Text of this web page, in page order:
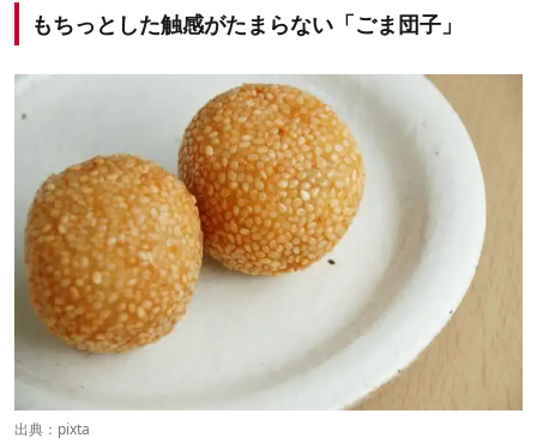
もちっとした触感がたまらない「ごま団子」
出典： pixta